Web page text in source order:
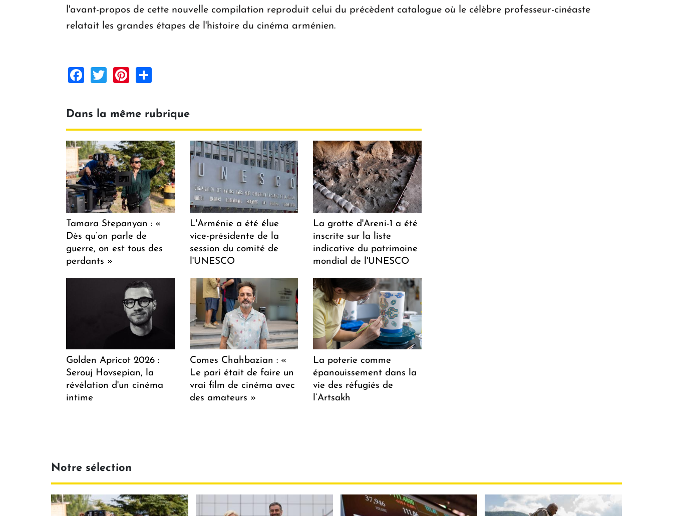
l'avant-propos de cette nouvelle compilation reproduit celui du précèdent catalogue où le célèbre professeur-cinéaste
relatait les grandes étapes de l'histoire du cinéma arménien.
Facebook
TwitterPinterest
Dans la même rubrique
Tamara Stepanyan : «
Dès qu’on parle de
guerre, on est tous des
perdants »
L'Arménie a été élue
vice-présidente de la
session du comité de
l'UNESCO
La grotte d'Areni-1 a été
inscrite sur la liste
indicative du patrimoine
mondial de l'UNESCO
Golden Apricot 2026 :
Serouj Hovsepian, la
révélation d'un cinéma
intime
Comes Chahbazian : «
Le pari était de faire un
vrai film de cinéma avec
des amateurs »
La poterie comme
épanouissement dans la
vie des réfugiés de
l’Artsakh
Notre sélection